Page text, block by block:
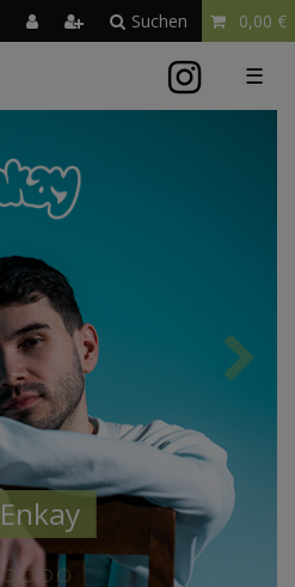
Suchen 0,00 €
☰
Enkay